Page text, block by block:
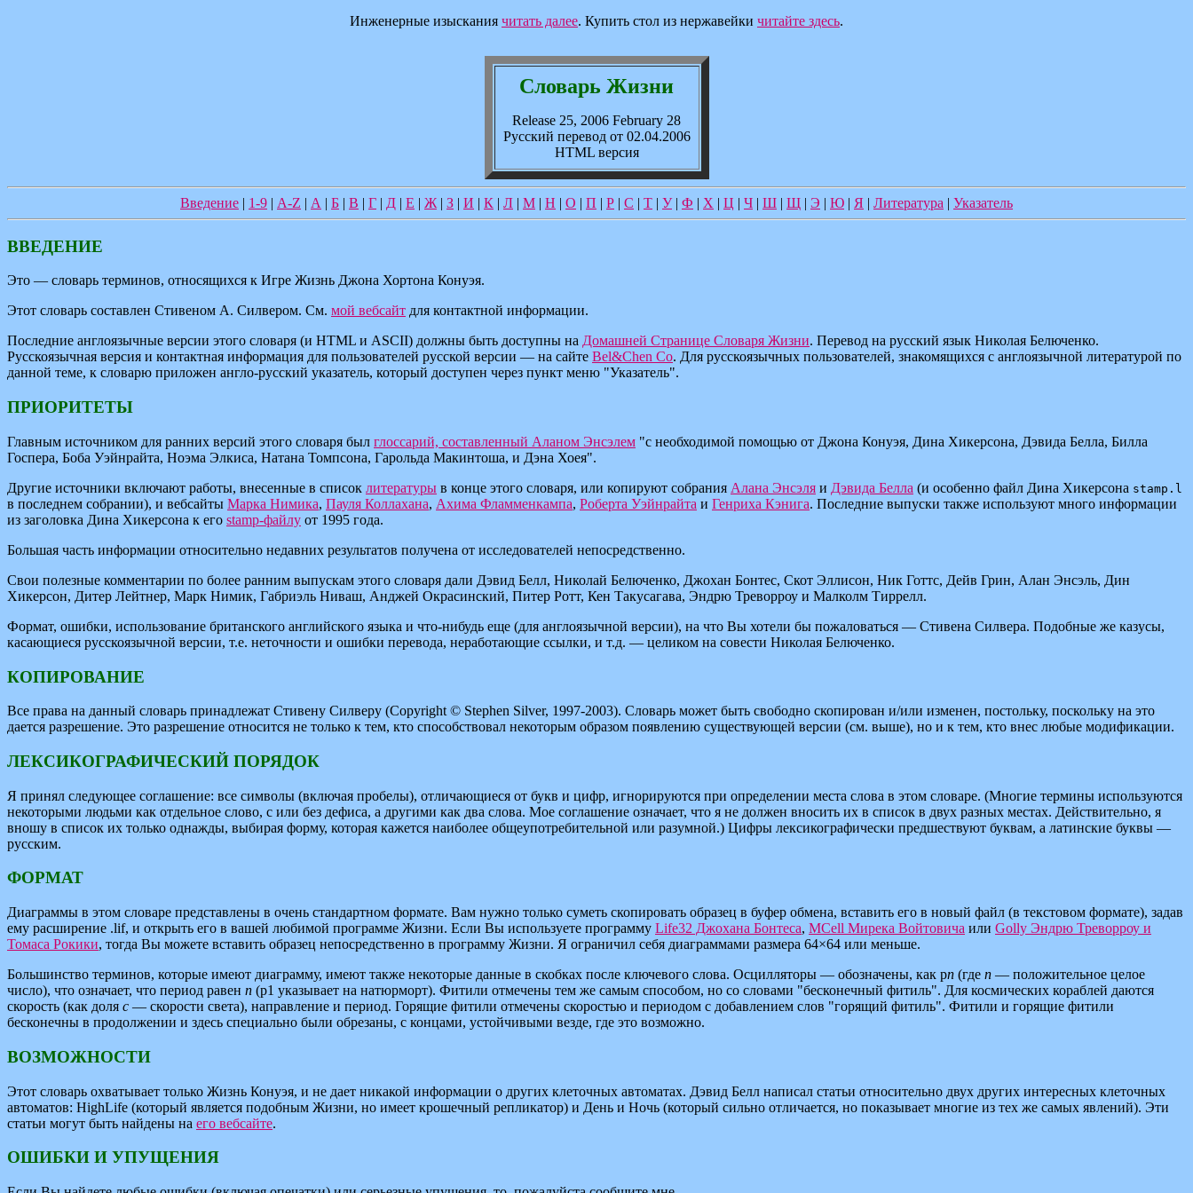
Инженерные изыскания читать далее. Купить стол из нержавейки читайте здесь.
Словарь Жизни
Release 25, 2006 February 28
Русский перевод от 02.04.2006
HTML версия
Введение | 1-9 | A-Z | А | Б | В | Г | Д | Е | Ж | З | И | К | Л | М | Н | О | П | Р | С | Т | У| Ф | Х | Ц | Ч | Ш | Щ | Э | Ю | Я | Литература | Указатель
ВВЕДЕНИЕ
Это — словарь терминов, относящихся к Игре Жизнь Джона Хортона Конуэя.
Этот словарь составлен Стивеном А. Силвером. См. мой вебсайт для контактной информации.
Последние англоязычные версии этого словаря (и HTML и ASCII) должны быть доступны на Домашней Странице Словаря Жизни. Перевод на русский язык Николая Белюченко.
Русскоязычная версия и контактная информация для пользователей русской версии — на сайте Bel&Chen Co. Для русскоязычных пользователей, знакомящихся с англоязычной литературой по
данной теме, к словарю приложен англо-русский указатель, который доступен через пункт меню "Указатель".
ПРИОРИТЕТЫ
Главным источником для ранних версий этого словаря был глоссарий, составленный Аланом Энсэлем "с необходимой помощью от Джона Конуэя, Дина Хикерсона, Дэвида Белла, Билла
Госпера, Боба Уэйнрайта, Ноэма Элкиса, Натана Томпсона, Гарольда Макинтоша, и Дэна Хоея".
Другие источники включают работы, внесенные в список литературы в конце этого словаря, или копируют собрания Алана Энсэля и Дэвида Белла (и особенно файл Дина Хикерсона stamp.l
в последнем собрании), и вебсайты Марка Нимика, Пауля Коллахана, Ахима Фламменкампа, Роберта Уэйнрайта и Генриха Кэнига. Последние выпуски также используют много информации
из заголовка Дина Хикерсона к его stamp-файлу от 1995 года.
Большая часть информации относительно недавних результатов получена от исследователей непосредственно.
Свои полезные комментарии по более ранним выпускам этого словаря дали Дэвид Белл, Николай Белюченко, Джохан Бонтес, Скот Эллисон, Ник Готтс, Дейв Грин, Алан Энсэль, Дин
Хикерсон, Дитер Лейтнер, Марк Нимик, Габриэль Ниваш, Анджей Окрасинский, Питер Ротт, Кен Такусагава, Эндрю Треворроу и Малколм Тиррелл.
Формат, ошибки, использование британского английского языка и что-нибудь еще (для англоязычной версии), на что Вы хотели бы пожаловаться — Стивена Силвера. Подобные же казусы,
касающиеся русскоязычной версии, т.е. неточности и ошибки перевода, неработающие ссылки, и т.д. — целиком на совести Николая Белюченко.
КОПИРОВАНИЕ
Все права на данный словарь принадлежат Стивену Силверу (Copyright © Stephen Silver, 1997-2003). Словарь может быть свободно скопирован и/или изменен, постольку, поскольку на это
дается разрешение. Это разрешение относится не только к тем, кто способствовал некоторым образом появлению существующей версии (см. выше), но и к тем, кто внес любые модификации.
ЛЕКСИКОГРАФИЧЕСКИЙ ПОРЯДОК
Я принял следующее соглашение: все символы (включая пробелы), отличающиеся от букв и цифр, игнорируются при определении места слова в этом словаре. (Многие термины используются
некоторыми людьми как отдельное слово, с или без дефиса, а другими как два слова. Мое соглашение означает, что я не должен вносить их в список в двух разных местах. Действительно, я
вношу в список их только однажды, выбирая форму, которая кажется наиболее общеупотребительной или разумной.) Цифры лексикографически предшествуют буквам, а латинские буквы —
русским.
ФОРМАТ
Диаграммы в этом словаре представлены в очень стандартном формате. Вам нужно только суметь скопировать образец в буфер обмена, вставить его в новый файл (в текстовом формате), задав
ему расширение .lif, и открыть его в вашей любимой программе Жизни. Если Вы используете программу Life32 Джохана Бонтеса, MCell Мирека Войтовича или Golly Эндрю Треворроу и
Томаса Рокики, тогда Вы можете вставить образец непосредственно в программу Жизни. Я ограничил себя диаграммами размера 64×64 или меньше.
Большинство терминов, которые имеют диаграмму, имеют также некоторые данные в скобках после ключевого слова. Осцилляторы — обозначены, как pn (где n — положительное целое
число), что означает, что период равен n (p1 указывает на натюрморт). Фитили отмечены тем же самым способом, но со словами "бесконечный фитиль". Для космических кораблей даются
скорость (как доля c — скорости света), направление и период. Горящие фитили отмечены скоростью и периодом с добавлением слов "горящий фитиль". Фитили и горящие фитили
бесконечны в продолжении и здесь специально были обрезаны, с концами, устойчивыми везде, где это возможно.
ВОЗМОЖНОСТИ
Этот словарь охватывает только Жизнь Конуэя, и не дает никакой информации о других клеточных автоматах. Дэвид Белл написал статьи относительно двух других интересных клеточных
автоматов: HighLife (который является подобным Жизни, но имеет крошечный репликатор) и День и Ночь (который сильно отличается, но показывает многие из тех же самых явлений). Эти
статьи могут быть найдены на его вебсайте.
ОШИБКИ И УПУЩЕНИЯ